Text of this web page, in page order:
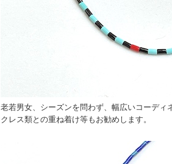
老若男女、シーズンを問わず、幅広いコーディ
クレス類との重ね着け等もお勧めします。